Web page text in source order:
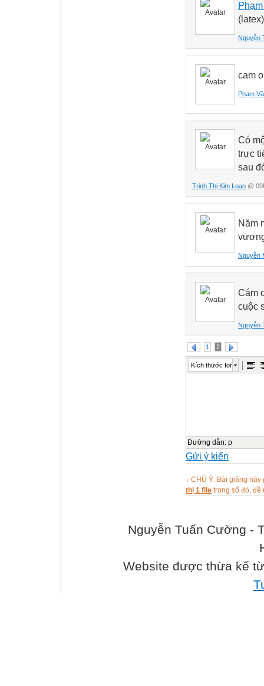
Nguyễn
cam
Phạm
Có
trực
sau
Trịnh Thị Kim Loan @
Năm
Nguyễn
Cám
cuộc
Nguyễn
1 2
Kích thước font
Đường dẫn: p
Gửi ý kiến
↓ CHÚ Ý: Bài giảng này
thị 1 file trong số đó, đề
Nguyễn Tuấn Cường -
Website được thừa kế